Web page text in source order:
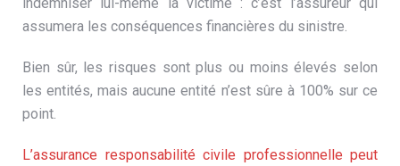
assumera les conséquences financières du sinistre.
Bien sûr, les risques sont plus ou moins élevés selon
les entités, mais aucune entité n’est sûre à 100% sur ce
point.
L’assurance responsabilité civile professionnelle peut